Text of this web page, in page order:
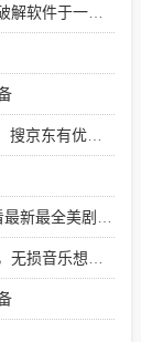
增全网搜索引擎
有优惠的商品
选这个就行了！
乐想下就下！